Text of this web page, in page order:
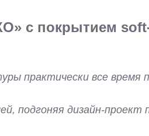
с покрытием
практически все время
подгоняя дизайн-